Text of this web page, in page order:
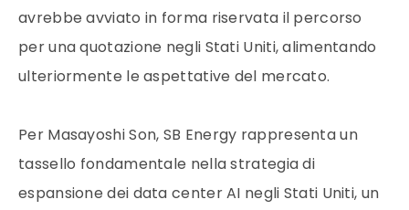
avrebbe avviato in forma riservata il percorso
per una quotazione negli Stati Uniti, alimentando
ulteriormente le aspettative del mercato.
Per Masayoshi Son, SB Energy rappresenta un
tassello fondamentale nella strategia di
espansione dei data center AI negli Stati Uniti, un